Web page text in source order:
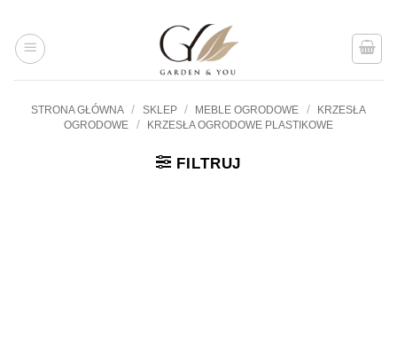
treści
STRONA GŁÓWNA / SKLEP / MEBLE OGRODOWE /
KRZESŁA
OGRODOWE
/ KRZESŁA OGRODOWE PLASTIKOWE
FILTRUJ